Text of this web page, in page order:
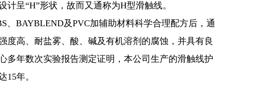
呈“H”形状，故而又通称为H型滑触线。
BAYBLEND及PVC加辅助材料科学合理配方后，通
度高、耐盐雾、酸、碱及有机溶剂的腐蚀，并具有良
多年数次实验报告测定证明，本公司生产的滑触线护
15年。